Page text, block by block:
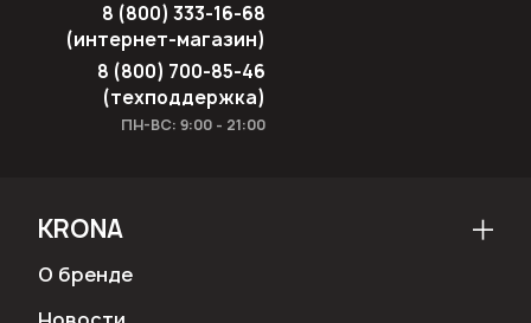
8 (800) 333-16-68
(интернет-магазин)
8 (800) 700-85-46
(техподдержка)
ПН-ВС: 9:00 - 21:00
KRONA
О бренде